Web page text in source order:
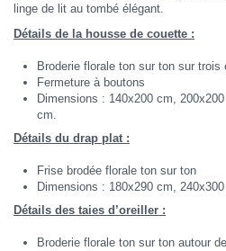
linge de lit au tombé élégant.
Détails de la housse de couette :
Broderie florale ton sur ton sur trois
Fermeture à boutons
Dimensions : 140x200 cm,
cm.
Détails du drap plat :
Frise brodée florale ton sur ton
Dimensions : 180x290 cm,
Détails des taies d’oreiller :
Broderie florale ton sur ton autour